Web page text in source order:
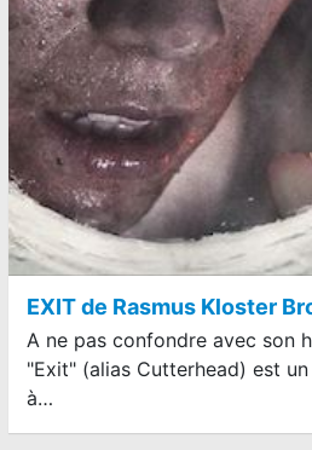
EXIT de Rasmus Kloster
A ne pas confondre avec son
"Exit" (alias Cutterhead) est
à…